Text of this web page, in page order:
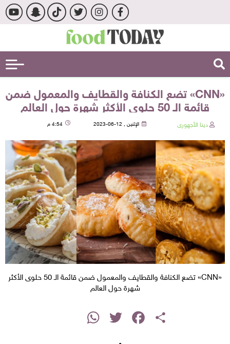
«CNN» تضع الكنافة والقطايف والمعمول ضمن
قائمة الـ 50 حلوى الأكثر شهرة حول العالم
دينا الأجهورى الإثنين , 12-06-2023 4:54 م
«CNN» تضع الكنافة والقطايف والمعمول ضمن قائمة الـ 50 حلوى الأكثر
شهرة حول العالم
Share
Facebook
Twitter
WhatsApp